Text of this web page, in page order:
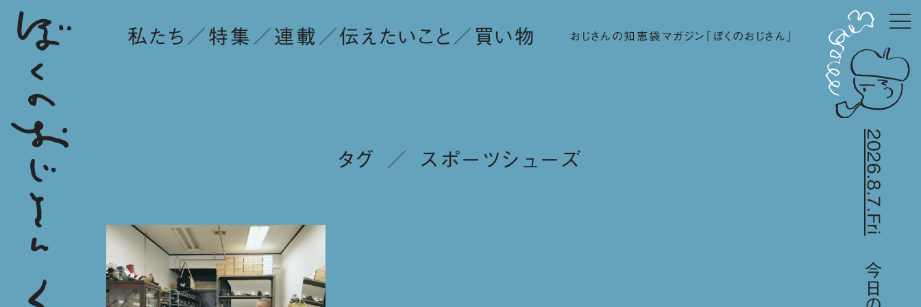
私たち 特集 連載 伝えたいこと 買い物 おじさんの知恵袋マガジン『ぼくのおじさん』
2026.8.7.Fri
タグ ／ スポーツシューズ